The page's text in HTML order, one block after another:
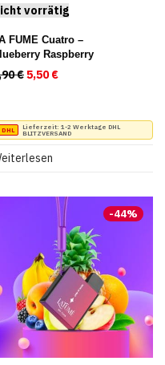
€
€.
FUME Cuatro –
Raspberry
€Ursprünglicher Preis
5,50€
Lieferzeit: 1-2 Werktage DHL
BLITZVERSAND
-44%